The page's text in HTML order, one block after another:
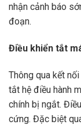
nhận cảnh báo
đoạn.
Điều khiển tắt
Thông qua kết
tắt hệ điều hành
chính bị ngắt.
cứng. Đặc biệt